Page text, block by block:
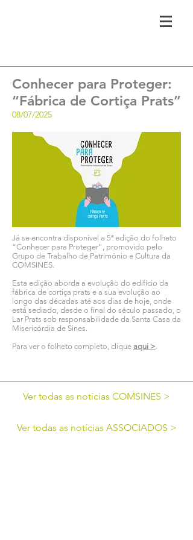
Conhecer para Proteger:
“Fábrica de Cortiça Prats”
08/07/2025
Já se encontra disponível a 5ª edição do folheto
“Conhecer para Proteger”, promovido pelo
Grupo de Trabalho de Património e Cultura da
COMSINES.
Esta edição aborda a evolução do edifício da
fábrica de cortiça prats e a sua evolução ao
longo das décadas até aos dias de hoje, onde
está sediado, desde o final do século passado, o
Lar Prats sob responsabilidade da Santa Casa da
Misericórdia de Sines.
Para ver o folheto completo, clique aqui >.
Ver todas as notícias COMSINES >
Ver todas as notícias ASSOCIADOS >